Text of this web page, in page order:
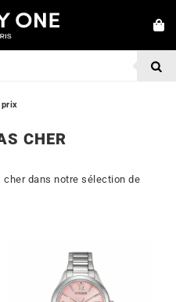
CHER
cher dans notre sélection de